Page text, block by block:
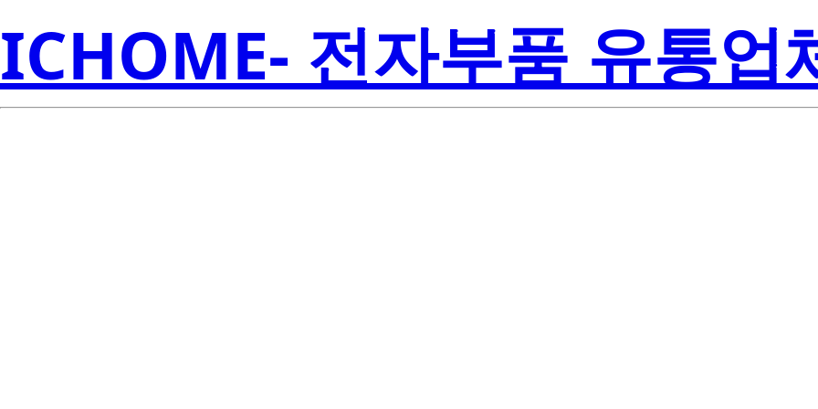
ICHOME- 전자부품 유통업